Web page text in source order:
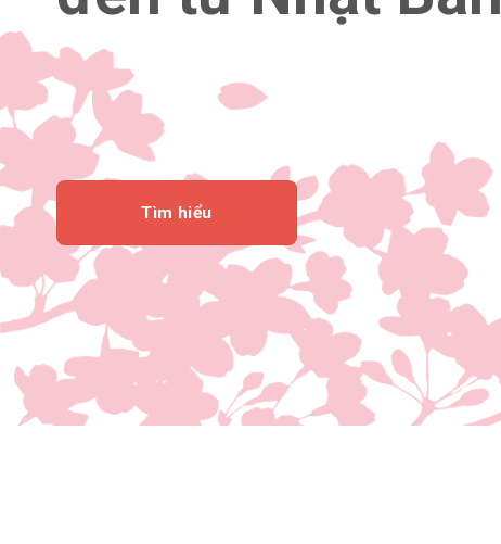
Tìm hiểu